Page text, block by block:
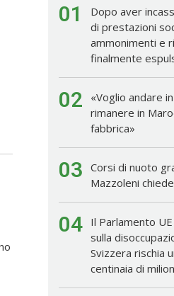
01
Dopo aver
di prestazioni
ammonimenti e
finalmente
02
«Voglio andare
rimanere in
fabbrica»
03 Corsi di nuoto
Mazzoleni
04
Il Parlamento
sulla
Svizzera rischia
centinaia di